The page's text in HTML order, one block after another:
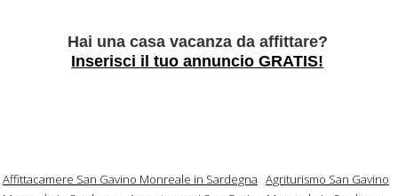
Hai una casa vacanza da affittare?
Inserisci il tuo annuncio GRATIS!
Affittacamere San Gavino Monreale in Sardegna Agriturismo San Gavino